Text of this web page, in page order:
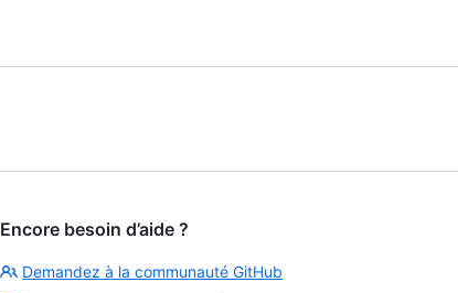
Encore besoin d’aide ?
Demandez à la communauté GitHub